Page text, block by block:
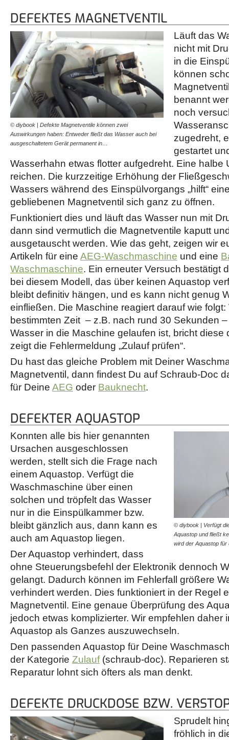
DEFEKTES MAGNETVENTIL
© diybook | Defekte Magnetventile können zwei
Auswirkungen haben: Entweder fließt das Wasser auch bei
ausgeschaltetem Gerät permanent in…
Läuft das
nicht mit
in die
können
benannt
noch
zugedreht,
gestartet
Wasserhahn etwas flotter aufgedreht. Eine halbe
reichen. Die kurzzeitige Erhöhung der
Wassers während des Einspülvorgangs „hilft“
gebliebenen Magnetventil sich ganz zu öffnen.
Funktioniert dies und läuft das Wasser nun mit
dann sind vermutlich die Magnetventile kaputt
ausgetauscht werden. Wie das geht, zeigen wir
Artikeln für eine AEG-Waschmaschine und eine
Waschmaschine. Ein erneuter Versuch bestätigt
bei diesem Modell, das über keinen Aquastop
bleibt definitiv hängen, und es kann nicht genug
einfließen. Die Maschine reagiert darauf wie
bestimmten Zeit – z.B. nach rund 30 Sekunden
Wasser in die Maschine gelaufen ist, bricht diese
zeigt die Fehlermeldung „Zulauf prüfen“.
Du hast das gleiche Problem mit Deiner
Magnetventil, dann findest Du auf Schraub-Doc
für Deine AEG oder Bauknecht.
DEFEKTER AQUASTOP
© diybook | Verfügt
Aquastop und fließt
wird der Aquastop
Konnten alle bis hier genannten
Ursachen ausgeschlossen
werden, stellt sich die Frage nach
einem Aquastop. Verfügt die
Waschmaschine über einen
solchen und tröpfelt das Wasser
nur in die Einspülkammer bzw.
bleibt gänzlich aus, dann kann es
auch am Aquastop liegen.
Der Aquastop verhindert, dass
ohne Steuerungsbefehl der Elektronik dennoch
gelangt. Dadurch können im Fehlerfall größere
verhindert werden. Dies funktioniert in der Regel
Magnetventil. Eine genaue Überprüfung des
jedoch etwas komplizierter. Wir empfehlen daher
Aquastop als Ganzes auszuwechseln.
Den passenden Aquastop für Deine
der Kategorie Zulauf(schraub-doc). Reparieren
Reparatur lohnt sich öfters als man denkt.
DEFEKTE DRUCKDOSE BZW.
Sprudelt
fröhlich in